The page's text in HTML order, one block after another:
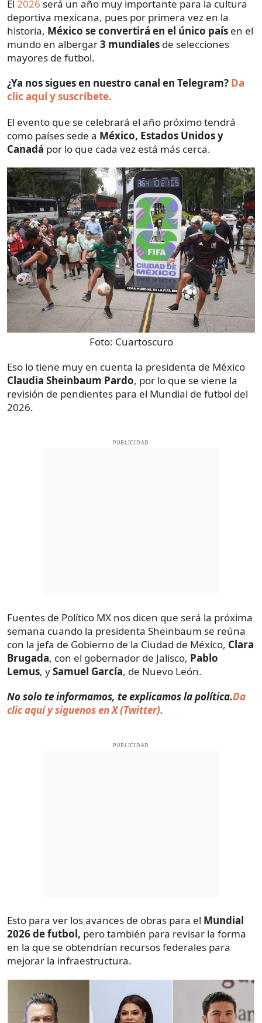
El 2026 será un año muy importante para la cultura
deportiva mexicana, pues por primera vez en la
historia, México se convertirá en el único país en el
mundo en albergar3 mundiales de selecciones
mayores de futbol.
¿Ya nos sigues en nuestro canal en Telegram? Da
clic aquí y suscríbete.
El evento que se celebrará el año próximo tendrá
como países sede a México, Estados Unidos y
Canadá por lo que cada vez está más cerca.
Foto: Cuartoscuro
Eso lo tiene muy en cuenta la presidenta de México
Claudia Sheinbaum Pardo, por lo que se viene la
revisión de pendientes para el Mundial de futbol del
2026.
PUBLICIDAD
Fuentes de Político MX nos dicen que será la próxima
semana cuando la presidenta Sheinbaum se reúna
con la jefa de Gobierno de la Ciudad de México, Clara
Brugada, con el gobernador de Jalisco, Pablo
Lemus, ySamuel García, de Nuevo León.
No solo te informamos, te explicamos la política.Da
clic aquí y siguenos en X (Twitter).
PUBLICIDAD
Esto para ver los avances de obras para el Mundial
2026 de futbol, pero también para revisar la forma
en la que se obtendrían recursos federales para
mejorar la infraestructura.